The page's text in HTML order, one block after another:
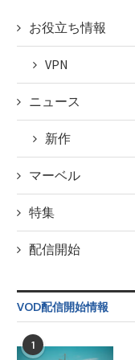
お役立ち情報
VPN
ニュース
新作
マーベル
特集
配信開始
VOD配信開始情報
1